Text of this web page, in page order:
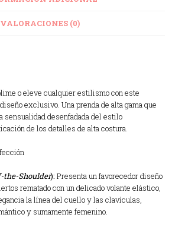
VALORACIONES (0)
o eleve cualquier estilismo con este
exclusivo. Una prenda de alta gama que
sensualidad desenfadada del estilo
de los detalles de alta costura.
the-Shoulder): Presenta un favorecedor diseño
rematado con un delicado volante elástico,
la línea del cuello y las clavículas,
y sumamente femenino.